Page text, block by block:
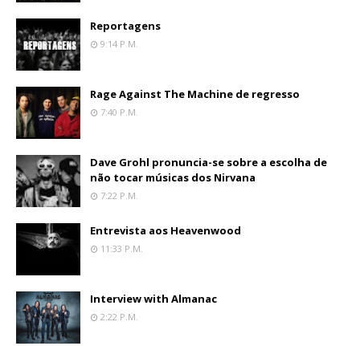
Reportagens
9:14 P.m.
Rage Against The Machine de regresso
7:40 P.m.
Dave Grohl pronuncia-se sobre a escolha de
não tocar músicas dos Nirvana
7:22 P.m.
Entrevista aos Heavenwood
11:33 P.m.
Interview with Almanac
2:22 P.m.